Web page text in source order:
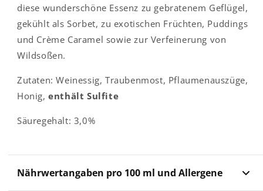
diese wunderschöne Essenz zu gebratenem Geflügel,
gekühlt als Sorbet, zu exotischen Früchten, Puddings
und Crème Caramel sowie zur Verfeinerung von
Wildsoßen.
Zutaten: Weinessig, Traubenmost, Pflaumenauszüge,
Honig, enthält Sulfite
Säuregehalt: 3,0%
Nährwertangaben pro 100 ml und Allergene